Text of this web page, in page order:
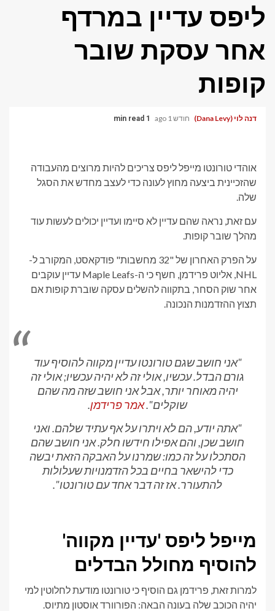
ליפס עדיין במרדף
אחר עסקת שובר
קופות
דנה לוי (Dana Levy) חודש 1 ago 1 min read
אוהדי טורונטו מייפל ליפס צריכים להיות מרוצים מהעבודה
שהזכיינית ביצעה מחוץ לעונה כדי לעצב מחדש את הסגל
שלה.
עם זאת, נראה שהם עדיין לא סיימו ועדיין יכולים לעשות עוד
מהלך שובר קופות.
על הפרק האחרון של "32 מחשבות"
פודקאסט, המקורב ל-
NHL, אליוט פרידמן, חשף כי ה-Maple Leafs עדיין עוקבים
אחר שוק הסחר, בתקווה להשלים עסקה שוברת קופות אם
תצוץ ההזדמנות הנכונה.
"אני חושב שגם טורונטו עדיין מקווה להוסיף עוד
גורם הבדל. עכשיו, אולי זה לא יהיה עכשיו; אולי זה
יהיה מאוחר יותר, אבל אני חושב שזה מה שהם
שוקלים".אמר פרידמן.
"אתה יודע, הם לא ויתרו על אף עתיד שלהם. ואני
חושב שכן, והם אפילו חידשו חלק. אני חושב שהם
הסתכלו על זה כמו: שמרנו על האבקה הזאת יבשה
כדי להישאר בחיים בכל הזדמנויות שעלולות
להתעורר. אז זה דבר אחד עם טורונטו".
מייפל ליפס 'עדיין מקווה'
להוסיף מחולל הבדלים
למרות זאת, פרידמן גם הוסיף כי טורונטו מודעת לחלוטין למי
יהיה הכוכב שלה בעונה הבאה: הפורוורד אוסטון מתיוס.